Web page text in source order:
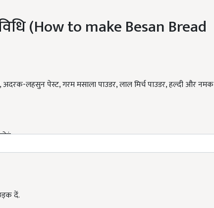
(How to make Besan Bread
अदरक-लहसुन पेस्ट, गरम मसाला पाउडर, लाल मिर्च पाउडर, हल्दी और नमक
दें.